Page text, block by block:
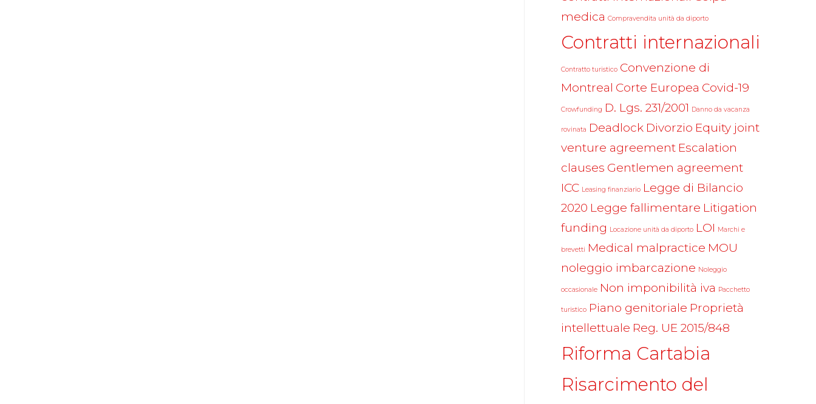
medica Compravendita unità da diporto
Contratti internazionali
Contratto turistico Convenzione di
Montreal Corte Europea Covid-19
Crowfunding D. Lgs. 231/2001 Danno da vacanza
rovinata Deadlock Divorzio Equity joint
venture agreement Escalation
clauses Gentlemen agreement
ICC Leasing finanziario Legge di Bilancio
2020 Legge fallimentare Litigation
funding Locazione unità da diporto LOI Marchi e
brevetti Medical malpractice MOU
noleggio imbarcazione Noleggio
occasionale Non imponibilità iva Pacchetto
turistico Piano genitoriale Proprietà
intellettuale Reg. UE 2015/848
Riforma Cartabia
Risarcimento del